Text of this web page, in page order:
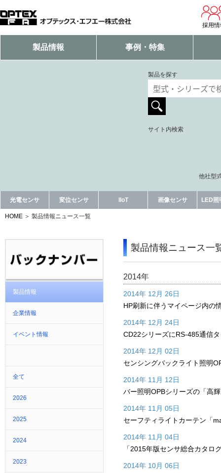
採用
製品情報 事例・特集
製品を探す
サイト内検索
他社型
光電センサ 変位センサ IIoT 画像センサ LED照
HOME 製品情報ニュース一覧
製品情報
企業情報
イベント情報
全て
2026
2025
2024
2023
製品情報ニュース一
2014年
2014年 12月 26日
HP刷新に伴うマイページ内の
2014年 12月 24日
CD22シリーズにRS-485通信
2014年 12月 02日
センシングバックライト照明
2014年 11月 12日
バー照明OPBシリーズの「高
2014年 11月 05日
セーフティライトカーテン「
2014年 11月 04日
「2015年版センサ総合カタロ
2014年 10月 06日